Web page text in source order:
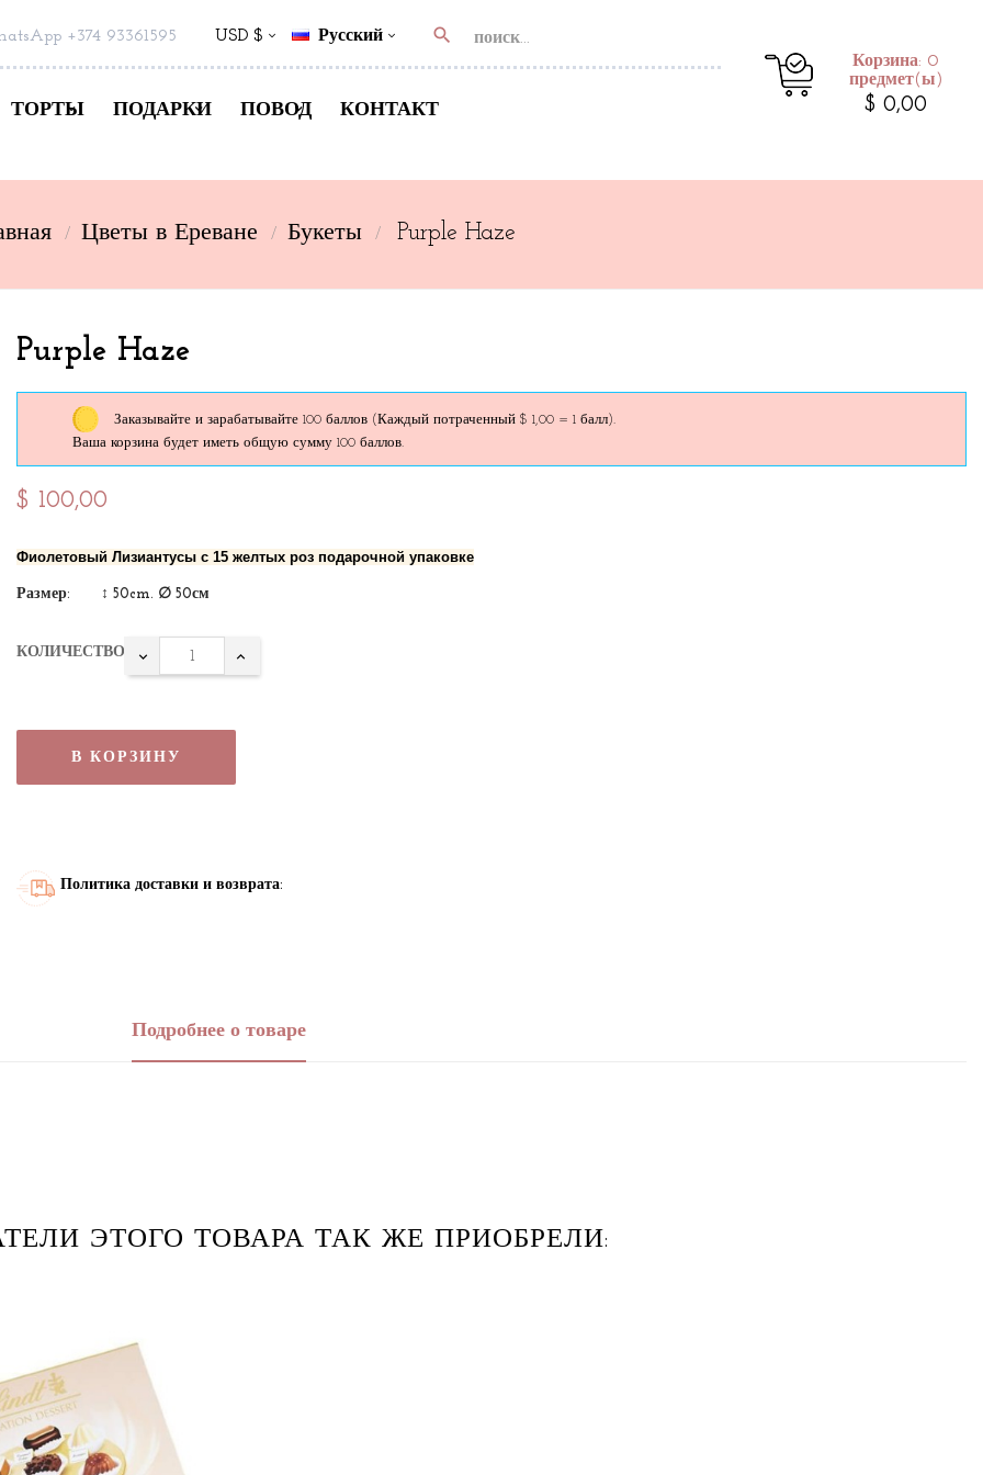
+374 93361595 USD $ Русский search
ТОРТЫ ПОДАРКИ ПОВОД КОНТАКТ
Корзина: 0
предмет(ы)
$ 0,00
Цветы в Ереване Букеты Purple Haze
Purple Haze
Заказывайте и зарабатывайте 100 баллов (Каждый потраченный $ 1,00 = 1 балл).
Ваша корзина будет иметь общую сумму 100 баллов.
$ 100,00
Фиолетовый Лизиантусы с 15 желтых роз подарочной упаковке
Размер: ↕ 50cm. ∅ 50см
КОЛИЧЕСТВО
В КОРЗИНУ
Политика доставки и возврата:
Подробнее о товаре
ЭТОГО ТОВАРА ТАК ЖЕ ПРИОБРЕЛИ: